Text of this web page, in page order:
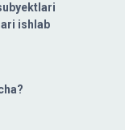
ishlab